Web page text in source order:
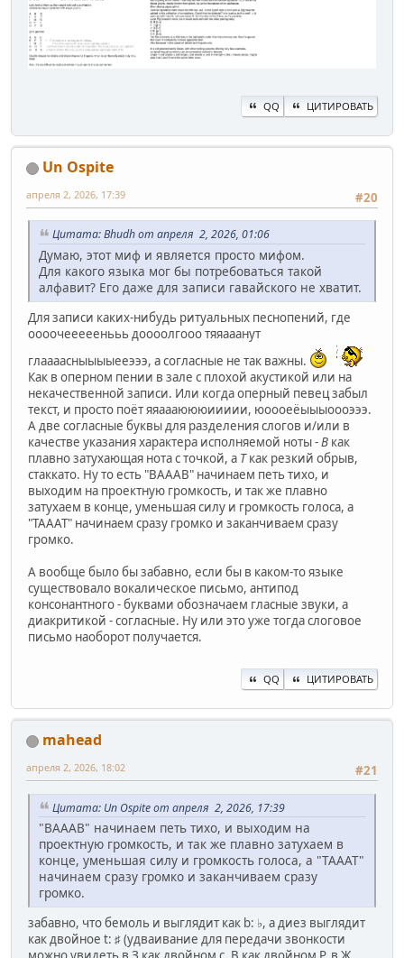
QQ ЦИТИРОВАТЬ
Un Ospite
#20
апреля 2, 2026, 17:39
Цитата: Bhudh от апреля 2, 2026, 01:06
Думаю, этот миф и является просто мифом.
Для какого языка мог бы потребоваться такой
алфавит? Его даже для записи гавайского не хватит.
Для записи каких-нибудь ритуальных песнопений, где
оооочееееенььь доооолгооо тяяааанут
глаааасныыыыееэээ, а согласные не так важны.
Как в оперном пении в зале с плохой акустикой или на
некачественной записи. Или когда оперный певец забыл
текст, и просто поёт яяаааюююиииии, юоооеёыыыоооэээ.
А две согласные буквы для разделения слогов и/или в
качестве указания характера исполняемой ноты -В как
плавно затухающая нота с точкой, а Ткак резкий обрыв,
стаккато. Ну то есть "ВАААВ" начинаем петь тихо, и
выходим на проектную громкость, и так же плавно
затухаем в конце, уменьшая силу и громкость голоса, а
"ТАААТ" начинаем сразу громко и заканчиваем сразу
громко.
А вообще было бы забавно, если бы в каком-то языке
существовало вокалическое письмо, антипод
консонантного - буквами обозначаем гласные звуки, а
диакритикой - согласные. Ну или это уже тогда слоговое
письмо наоборот получается.
QQ ЦИТИРОВАТЬ
mahead
#21
апреля 2, 2026, 18:02
Цитата: Un Ospite от апреля 2, 2026, 17:39
"ВАААВ" начинаем петь тихо, и выходим на
проектную громкость, и так же плавно затухаем в
конце, уменьшая силу и громкость голоса, а "ТАААТ"
начинаем сразу громко и заканчиваем сразу
громко.
забавно, что бемоль и выглядит как b: ♭, а диез выглядит
как двойное t: ♯ (удваивание для передачи звонкости